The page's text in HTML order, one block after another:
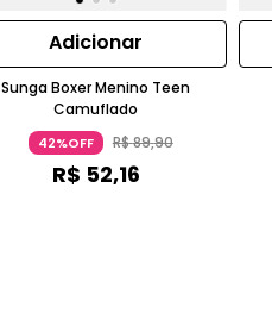
Adicionar
Sunga Boxer Menino Teen
Camuflado
42%OFF R$89,90
R$ 52,16